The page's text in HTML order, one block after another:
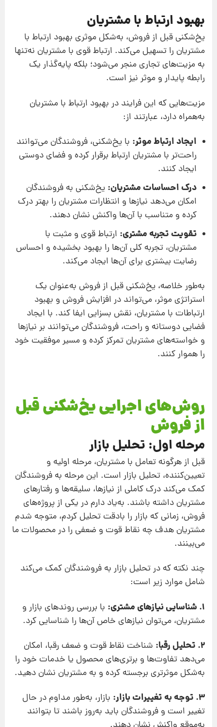
بهبود ارتباط با مشتریان
یخ‌شکنی قبل از فروش، به‌شکل موثری بهبود ارتباط با
مشتریان را تسهیل می‌کند. ارتباط قوی با مشتریان نه‌تنها
به مزیت‌های تجاری منجر می‌شود؛ بلکه پایه‌گذار یک
رابطه پایدار و موثر نیز است.
مزیت‌هایی که این فرایند در بهبود ارتباط با مشتریان
به‌همراه دارد، عبارتند از:
ایجاد ارتباط موثر: با یخ‌شکنی، فروشندگان می‌توانند
راحت‌تر با مشتریان ارتباط برقرار کرده و فضای دوستی
ایجاد کنند.
درک احساسات مشتریان: یخ‌شکنی به فروشندگان
امکان می‌دهد نیازها و انتظارات مشتریان را بهتر درک
کرده و متناسب با آن‌ها واکنش نشان دهند.
تقویت تجربه مشتری: ارتباط قوی و مثبت با
مشتریان، تجربه کلی آن‌ها را بهبود بخشیده و احساس
رضایت بیشتری برای آن‌ها ایجاد می‌کند.
به‌طور خلاصه، یخ‌شکنی قبل از فروش به‌عنوان یک
استراتژی موثر، می‌تواند در افزایش فروش و بهبود
ارتباطات با مشتریان، نقش بسزایی ایفا کند. با ایجاد
فضایی دوستانه و راحت، فروشندگان می‌توانند بر نیازها
و خواسته‌های مشتریان تمرکز کرده و مسیر موفقیت خود
را هموار کنند.
روش‌های اجرایی یخ‌شکنی قبل
از فروش
مرحله اول: تحلیل بازار
قبل از هرگونه تعامل با مشتریان، مرحله اولیه و
تعیین‌کننده، تحلیل بازار است. این مرحله به فروشندگان
کمک می‌کند درک کاملی از نیازها، سلیقه‌ها و رفتارهای
مشتریان داشته باشند. به‌یاد دارم در یکی از پروژه‌های
فروش، زمانی که بازار را بادقت تحلیل کردم، متوجه شدم
مشتریان هدف چه نقاط قوت و ضعفی را در محصولات ما
می‌بینند.
چند نکته که در تحلیل بازار به فروشندگان کمک می‌کند
شامل موارد زیر است:
1. شناسایی نیازهای مشتری:
با بررسی روندهای بازار و
مشتریان، می‌توان نیازهای خاص آن‌ها را شناسایی کرد.
2. تحلیل رقبا:
شناخت نقاط قوت و ضعف رقبا، امکان
می‌دهد تفاوت‌ها و برتری‌های محصول یا خدمات خود را
به‌شکل موثرتری برجسته کرده و به مشتریان نشان دهید.
3. توجه به تغییرات بازار:
بازار، به‌طور مداوم در حال
تغییر است و فروشندگان باید به‌روز باشند تا بتوانند